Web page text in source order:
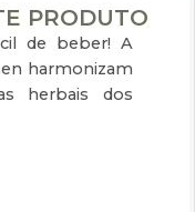
PRODUTO
de beber! A
harmonizam
herbais dos